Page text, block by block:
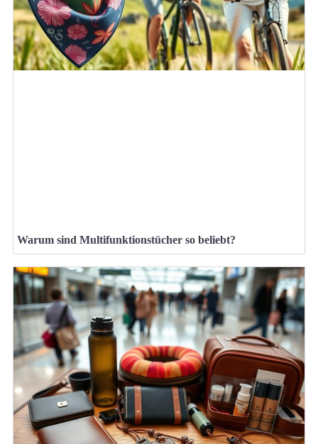
Warum sind Multifunktionstücher so beliebt?